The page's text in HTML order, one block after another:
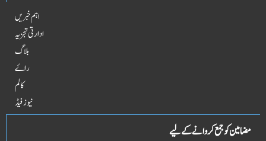
اہم خبریں
ادارتی تجزیہ
بلاگ
راۓ
کالم
نیوز فیڈ
مضامین کو جمع کروانے کے لیے